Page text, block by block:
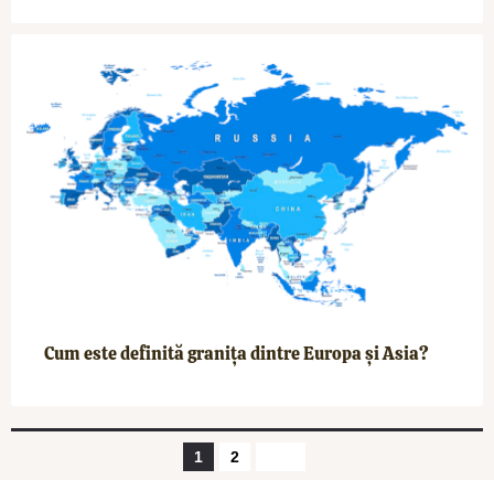
Cum este definită granița dintre Europa și Asia?
1 2